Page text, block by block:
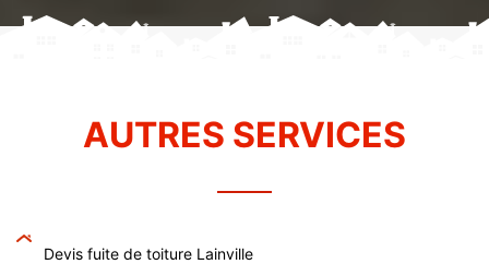
AUTRES SERVICES
Devis fuite de toiture Lainville